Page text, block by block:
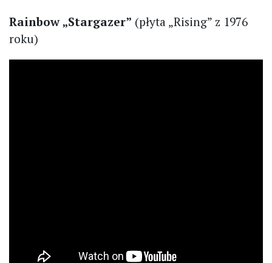
Rainbow „Stargazer” (płyta „Rising” z 1976
roku)